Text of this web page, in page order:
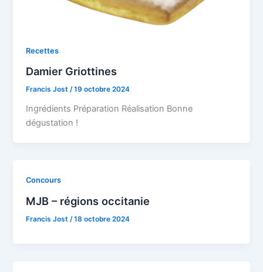
Recettes
Damier Griottines
Francis Jost/19 octobre 2024
Ingrédients Préparation Réalisation Bonne
dégustation !
Concours
MJB – régions occitanie
Francis Jost /18 octobre 2024